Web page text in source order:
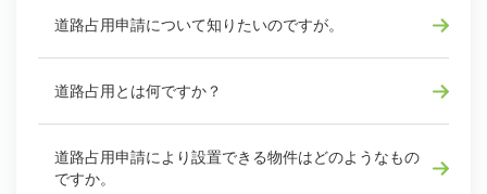
道路占用申請について知りたいのですが。
道路占用とは何ですか？
道路占用申請により設置できる物件はどのようなもの
ですか。